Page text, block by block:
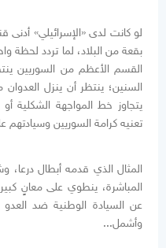
لو كانت لدى «الإسرائيلي» أدنى
بقعة من البلاد، لما تردد لحظة
القسم الأعظم من السوريين
السنين؛ ينتظر أن ينزل
يتجاوز خط المواجهة الشكلية
تعنيه كرامة السوريين
المثال الذي قدمه أبطال درعا،
المباشرة، ينطوي على معانٍ
عن السيادة الوطنية ضد
وأشمل...